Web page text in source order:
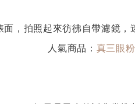
面，拍照起來彷彿自帶濾鏡
人氣商品： 真三眼